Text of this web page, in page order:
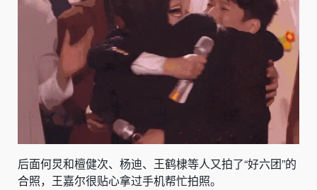
后面何炅和檀健次、杨迪、王鹤棣等人又拍了“好六团”的
合照，王嘉尔很贴心拿过手机帮忙拍照。